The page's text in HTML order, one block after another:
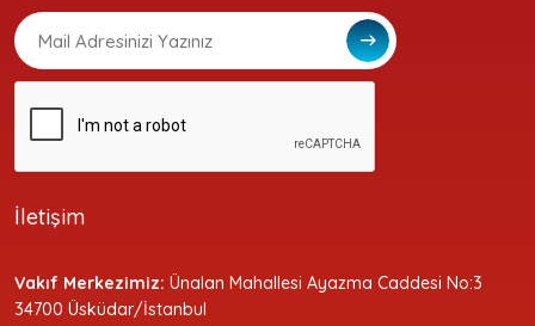
İletişim
Vakıf Merkezimiz: Ünalan Mahallesi Ayazma Caddesi No:3
34700 Üsküdar/İstanbul